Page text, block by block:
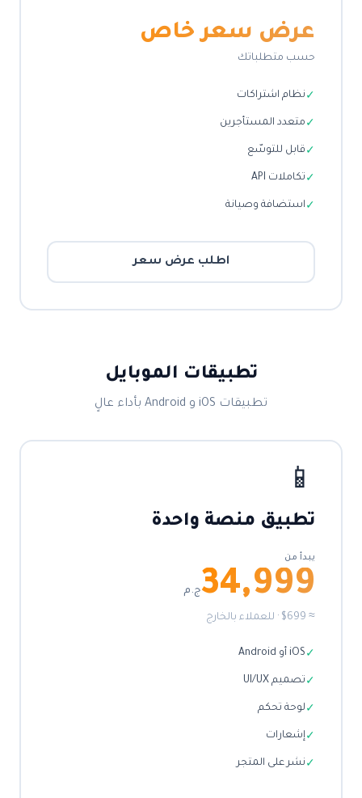
عرض سعر خاص
حسب متطلباتك
✓ نظام اشتراكات
✓ متعدد المستأجرين
✓ قابل للتوسّع
✓ تكاملات API
✓ استضافة وصيانة
اطلب عرض سعر
تطبيقات الموبايل
تطبيقات iOS و Android بأداء عالٍ
📱
تطبيق منصة واحدة
يبدأ من
34,999ج.م
≈ $699 · للعملاء بالخارج
✓ iOS أو Android
✓ تصميم UI/UX
✓ لوحة تحكم
✓إشعارات
✓ نشر على المتجر